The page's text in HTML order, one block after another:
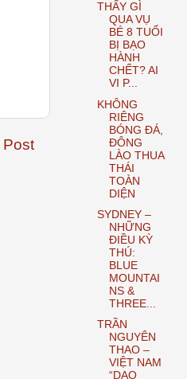
Post
THẤY GÌ
QUA VỤ
BÉ 8 TUỔI
BỊ BẠO
HÀNH
CHẾT? AI
VI P...
KHÔNG
RIÊNG
BÓNG ĐÁ,
ĐÔNG
LÀO THUA
THÁI
TOÀN
DIỆN
SYDNEY –
NHỮNG
ĐIỀU KỲ
THÚ:
BLUE
MOUNTAI
NS &
THREE...
TRẦN
NGUYÊN
THAO –
VIỆT NAM
“DẠO